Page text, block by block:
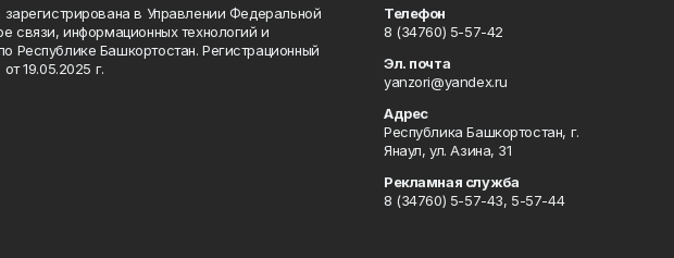
зарегистрирована в Управлении Федеральной
связи, информационных технологий и
Республике Башкортостан. Регистрационный
19.05.2025 г.
Телефон
8 (34760) 5-57-42
Эл. почта
yanzori@yandex.ru
Адрес
Республика Башкортостан, г.
Янаул, ул. Азина, 31
Рекламная служба
8 (34760) 5-57-43, 5-57-44